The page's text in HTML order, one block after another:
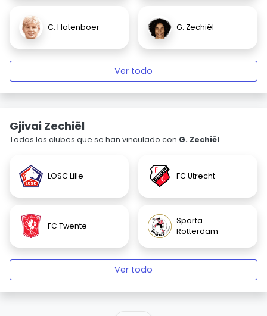
C. Hatenboer G. Zechiël
Ver todo
Gjivai Zechiël
Todos los clubes que se han vinculado con G. Zechiël.
LOSC Lille FC Utrecht
FC Twente
Sparta
Rotterdam
Ver todo